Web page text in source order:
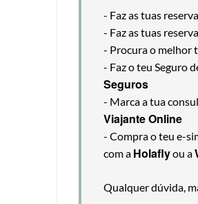
- Faz as tuas
- Faz as tuas
- Procura o melhor
- Faz o teu Seguro
Seguros
- Marca a tua
Viajante Online
- Compra o teu e-
com a Holaflyou a
Qualquer dúvida,